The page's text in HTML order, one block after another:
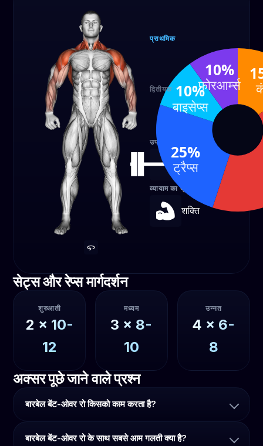
प्राथमिक
15%
लैट्स
40%
द्वितीयक
बाइसेप्स
10%
10%
उपकरण
बारबेल
व्यायाम का प्रकार
शक्ति
25%
ट्रैप्स
10%
बाइसेप्स
10%
फोरआर्म्स
सेट्स और रेप्स मार्गदर्शन
शुरुआती
2 x 10-
12
मध्यम
3 x 8-
10
उन्नत
4 x 6-
8
अक्सर पूछे जाने वाले प्रश्न
बारबेल बेंट-ओवर रो किसको काम करता है?
बारबेल बेंट-ओवर रो के साथ सबसे आम गलती क्या है?